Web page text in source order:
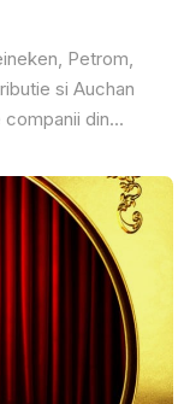
Petrom,
si Auchan
din...